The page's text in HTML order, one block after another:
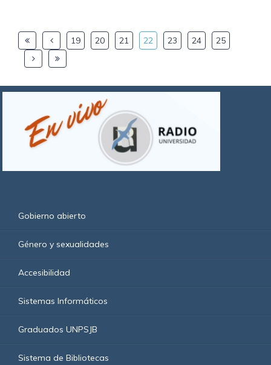
19 20 21 22 23 24 25
Gobierno abierto
Género y sexualidades
Accesibilidad
Sistemas Informáticos
Graduados UNPSJB
Sistema de Bibliotecas